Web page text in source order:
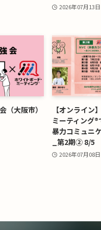
2026年07月13日
（大阪市）
【オンライン
ミーティング
暴力コミュニ
_第2期② 8/5
2026年07月08日